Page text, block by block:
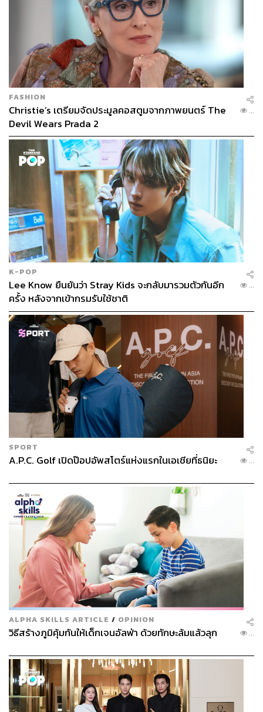
FASHION
Christie’s เตรียมจัดประมูลคอสตูมจากภาพยนตร์ The
Devil Wears Prada 2
...
K-POP
Lee Know ยืนยันว่า Stray Kids จะกลับมารวมตัวกันอีก
ครั้ง หลังจากเข้ากรมรับใช้ชาติ
...
SPORT
A.P.C. Golf เปิดป๊อปอัพสโตร์แห่งแรกในเอเชียที่ธนิยะ ...
ALPHA SKILLS ARTICLE / OPINION
วิธีสร้างภูมิคุ้มกันให้เด็กเจนอัลฟ่า ด้วยทักษะล้มแล้วลุก ...